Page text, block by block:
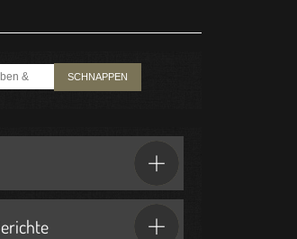
SCHNAPPEN